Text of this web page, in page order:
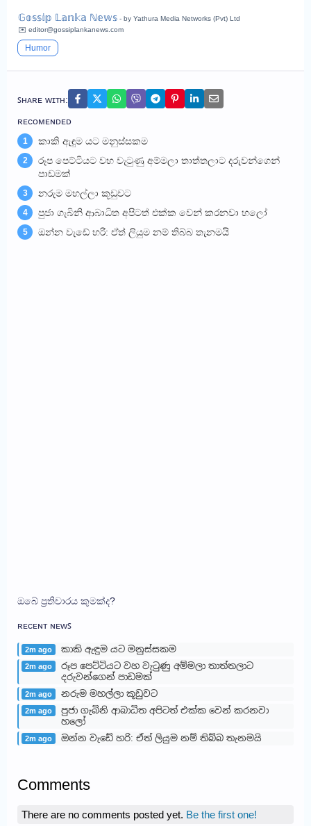
𝔾𝕠𝕤𝕤𝕚𝕡 𝕃𝕒𝕟𝕜𝕒 ℕ𝕖𝕨𝕤 - by Yathura Media Networks (Pvt) Ltd
✉️ editor@gossiplankanews.com
Humor
ꜱʜᴀʀᴇ ᴡɪᴛʜ:
ʀᴇᴄᴏᴍᴇɴᴅᴇᴅ
1 කාකි ඇඳුම යට මනුස්සකම
2
රූප පෙට්ටියට වහ වැටුණු අම්මලා තාත්තලාට දරුවන්ගෙන්
පාඩමක්
3 නරුම මහල්ලා කූඩුවට
4 පුජා ගැබිනි ආබාධිත අපිටත් එක්ක වෙන් කරනවා හලෝ
5 ඔන්න වැඩේ හරි: ඒත් ලියුම නම් තිබ්බ තැනමයි
ඔබේ ප්‍රතිචාරය කුමක්ද?
ʀᴇᴄᴇɴᴛ ɴᴇᴡꜱ
2m ago කාකි ඇඳුම යට මනුස්සකම
2m ago
රූප පෙට්ටියට වහ වැටුණු අම්මලා තාත්තලාට
දරුවන්ගෙන් පාඩමක්
2m ago නරුම මහල්ලා කූඩුවට
2m ago
පුජා ගැබිනි ආබාධිත අපිටත් එක්ක වෙන් කරනවා
හලෝ
2m ago ඔන්න වැඩේ හරි: ඒත් ලියුම නම් තිබ්බ තැනමයි
Comments
There are no comments posted yet. Be the first one!